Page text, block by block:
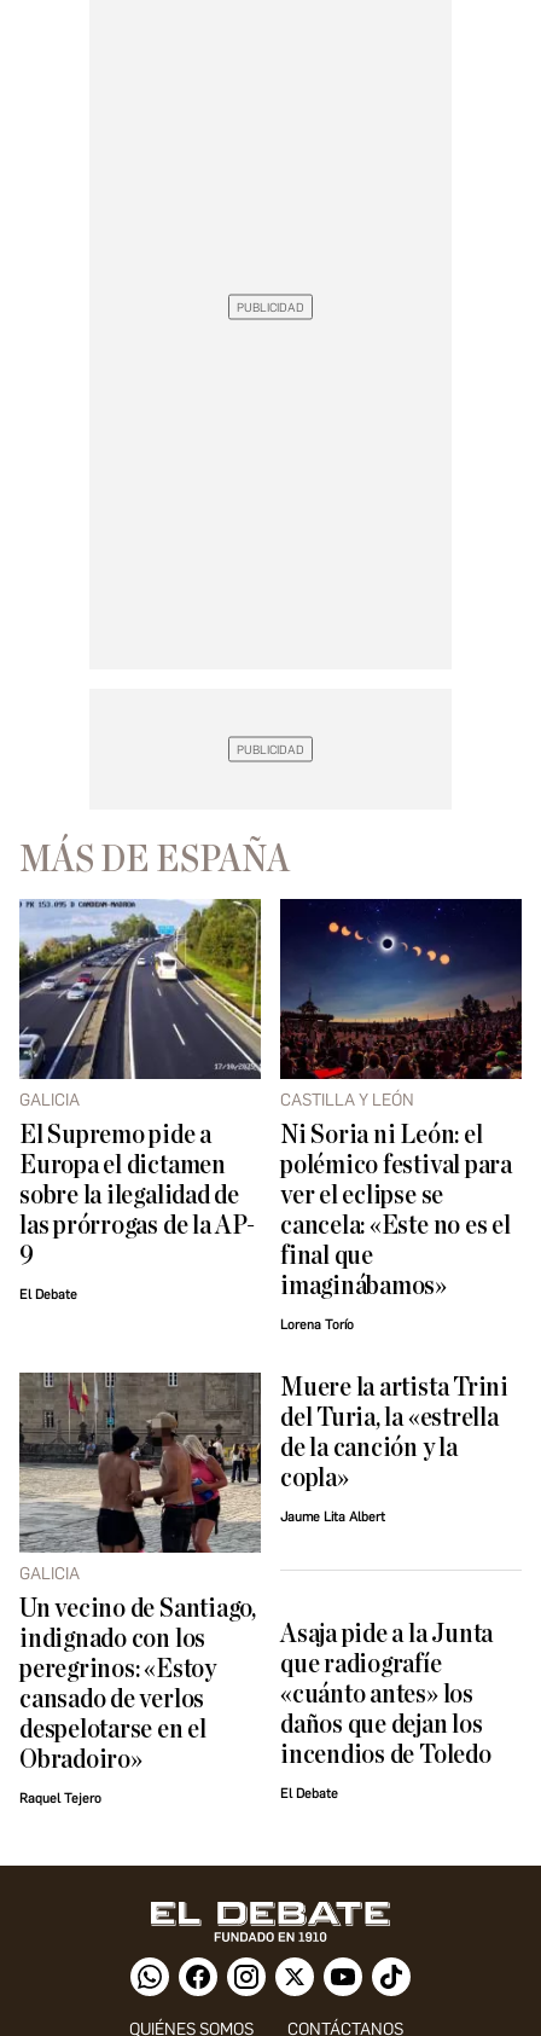
MÁS DE ESPAÑA
GALICIA
El Supremo pide a
Europa el dictamen
sobre la ilegalidad de
las prórrogas de la AP-
9
El Debate
CASTILLA Y LEÓN
Ni Soria ni León: el
polémico festival para
ver el eclipse se
cancela: «Este no es el
final que
imaginábamos»
Lorena Torío
GALICIA
Un vecino de Santiago,
indignado con los
peregrinos: «Estoy
cansado de verlos
despelotarse en el
Obradoiro»
Raquel Tejero
Muere la artista Trini
del Turia, la «estrella
de la canción y la
copla»
Jaume Lita Albert
Asaja pide a la Junta
que radiografíe
«cuánto antes» los
daños que dejan los
incendios de Toledo
El Debate
QUIÉNES SOMOS CONTÁCTANOS